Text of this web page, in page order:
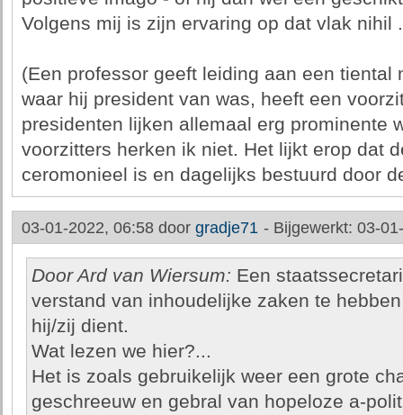
Volgens mij is zijn ervaring op dat vlak nihil .
(Een professor geeft leiding aan een tiental
waar hij president van was, heeft een
presidenten lijken allemaal erg prominente
voorzitters herken ik niet. Het lijkt erop dat
ceromonieel is en dagelijks bestuurd door
03-01-2022, 06:58 door gradje71 - Bijgewerkt: 03-
Door Ard van Wiersum: Een
verstand van inhoudelijke zaken te
hij/zij dient.
Wat lezen we hier?...
Het is zoals gebruikelijk weer een grote
geschreeuw en gebral van hopeloze a-